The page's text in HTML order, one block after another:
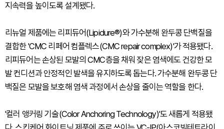
지속력을 높이도록 설계됐다.
리뉴얼 제품에는 리피듀어(Lipidure®)와 가수분해 완두콩 단백질을
결합한 'CMC 리페어 컴플렉스(CMC repair complex)'가 적용됐다.
리피듀어는 손상된 모발의 CMC층을 채워 잦은 염색에도 건강한 모
발 컨디션과 안정적인 발색을 유지하도록 돕는다. 가수분해 완두콩 단
백질은 모발을 보호해 염색 과정에서 손상을 줄이는 역할을 한다.
'컬러 앵커링 기술(Color Anchoring Technology)'도 새롭게 적용됐